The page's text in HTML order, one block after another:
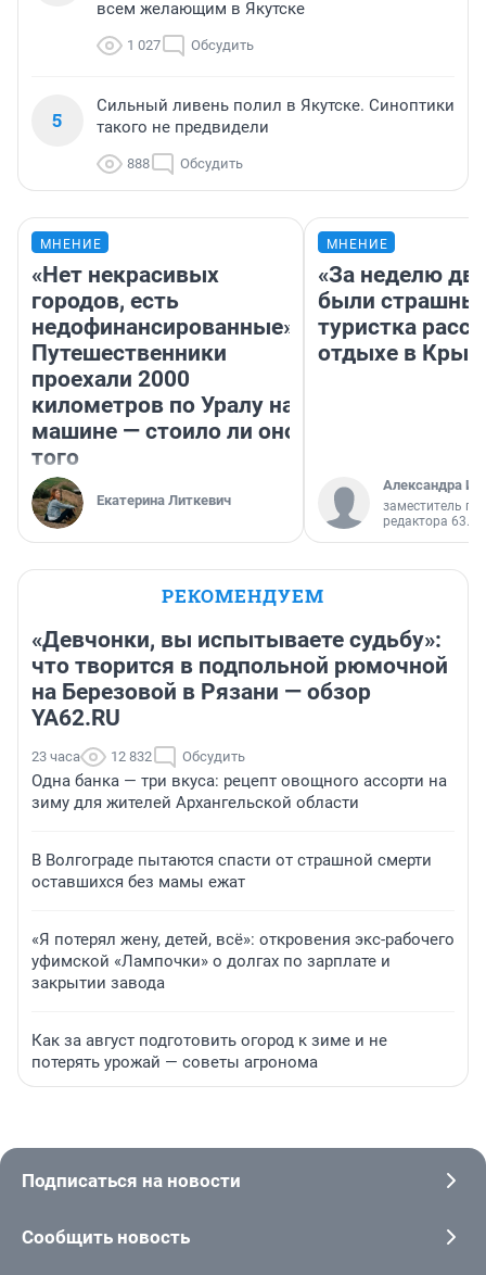
всем желающим в Якутске
1 027 Обсудить
5
Сильный ливень полил в Якутске. Синоптики
такого не предвидели
888 Обсудить
МНЕНИЕ
«Нет некрасивых
городов, есть
недофинансированные».
Путешественники
проехали 2000
километров по Уралу на
машине — стоило ли оно
того
Екатерина Литкевич
МНЕНИЕ
«За неделю
были
туристка
отдыхе в
Александра
заместитель
редактора 63.RU
РЕКОМЕНДУЕМ
«Девчонки, вы испытываете судьбу»:
что творится в подпольной рюмочной
на Березовой в Рязани — обзор
YA62.RU
23 часа 12 832 Обсудить
Одна банка — три вкуса: рецепт овощного ассорти на
зиму для жителей Архангельской области
В Волгограде пытаются спасти от страшной смерти
оставшихся без мамы ежат
«Я потерял жену, детей, всё»: откровения экс-рабочего
уфимской «Лампочки» о долгах по зарплате и
закрытии завода
Как за август подготовить огород к зиме и не
потерять урожай — советы агронома
Подписаться на новости
Сообщить новость